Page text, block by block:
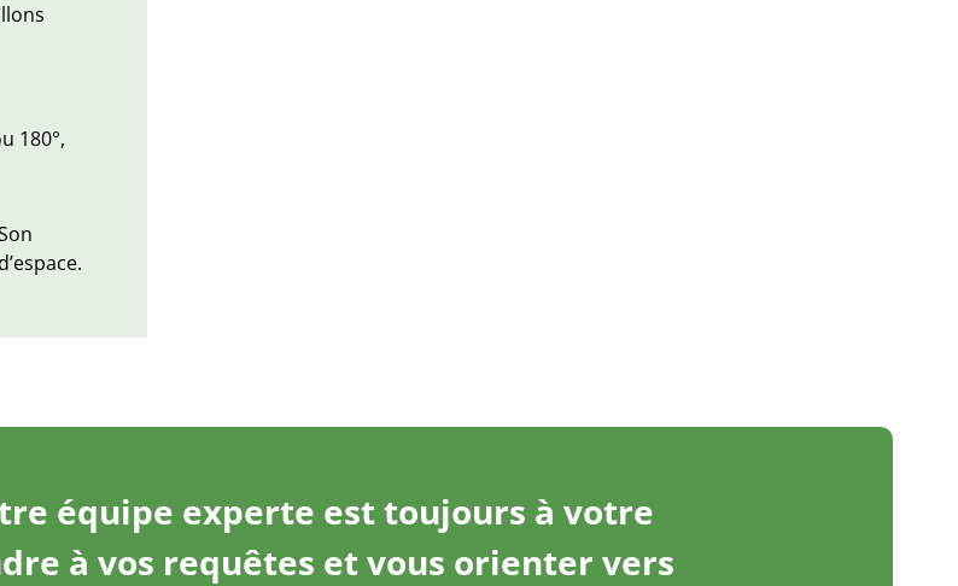
180°,
équipe experte est toujours à votre
à vos requêtes et vous orienter vers